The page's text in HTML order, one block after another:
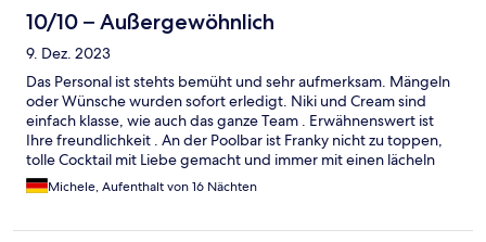
10/10 – Außergewöhnlich
9. Dez. 2023
Das Personal ist stehts bemüht und sehr aufmerksam. Mängeln
oder Wünsche wurden sofort erledigt. Niki und Cream sind
einfach klasse, wie auch das ganze Team . Erwähnenswert ist
Ihre freundlichkeit . An der Poolbar ist Franky nicht zu toppen,
tolle Cocktail mit Liebe gemacht und immer mit einen lächeln
serviert. Wir würden dieses Hotel sehr weiter empfehlen . Wenn
Kata Beach dann nur Chanalai Flora
Michele, Aufenthalt von 16 Nächten